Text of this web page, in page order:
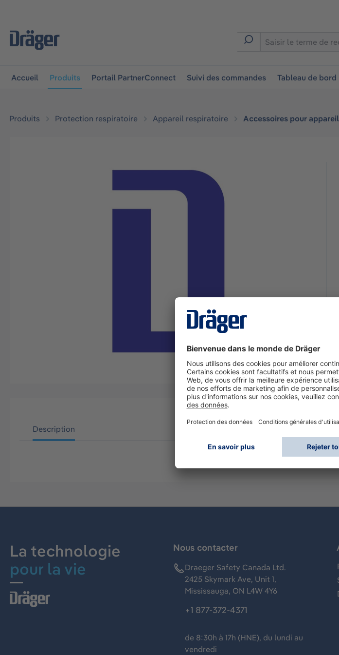
Accueil Produits Portail PartnerConnect Suivi des commandes Tableau de bord
Produits Protection respiratoire Appareil respiratoire Accessoires pour
Description
La technologie
pour la vie
Nous contacter
Draeger Safety Canada Ltd.
2425 Skymark Ave, Unit 1,
Mississauga, ON L4W 4Y6
+1 877-372-4371
de 8:30h à 17h (HNE), du lundi au
vendredi